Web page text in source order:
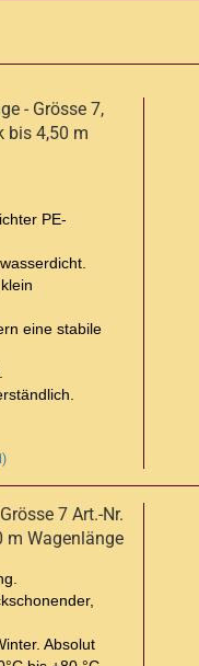
- Grösse 7,
bis 4,50 m
PE-
eine stabile
7 Art.-Nr.
m Wagenlänge
Absolut